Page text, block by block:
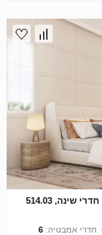
וילה ב Abu Dhabi, איחוד האמירויות 6 חדרי שינה, 514.03
חדרי אמבטיה:6